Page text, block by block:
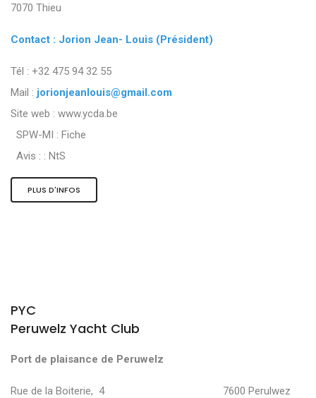
7070 Thieu
Contact : Jorion Jean- Louis (Président)
Tél : +32 475 94 32 55
Mail : jorionjeanlouis@gmail.com
Site web : www.ycda.be
SPW-MI : Fiche
Avis : : NtS
PLUS D'INFOS
PYC
Peruwelz Yacht Club
Port de plaisance de Peruwelz
Rue de la Boiterie, 4 7600 Perulwez